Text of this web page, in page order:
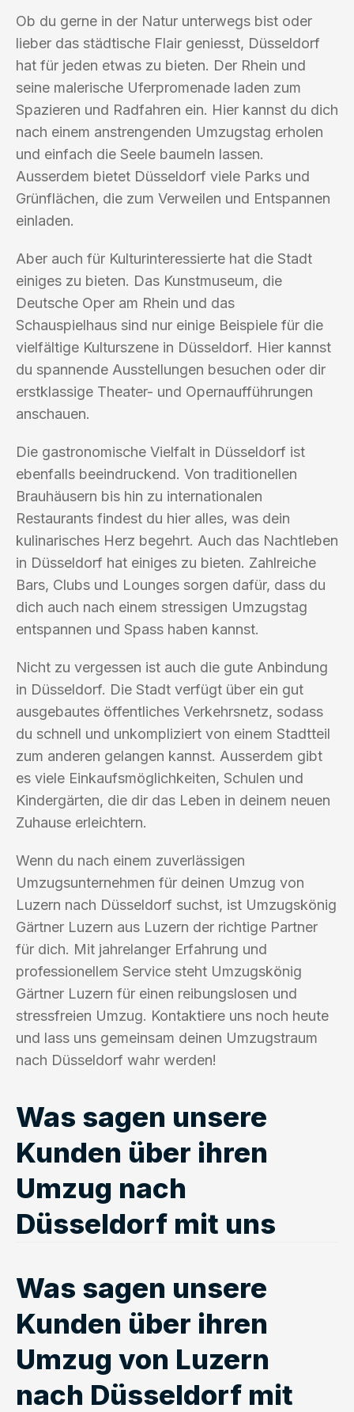
Ob du gerne in der Natur unterwegs bist oder
lieber das städtische Flair geniesst, Düsseldorf
hat für jeden etwas zu bieten. Der Rhein und
seine malerische Uferpromenade laden zum
Spazieren und Radfahren ein. Hier kannst du dich
nach einem anstrengenden Umzugstag erholen
und einfach die Seele baumeln lassen.
Ausserdem bietet Düsseldorf viele Parks und
Grünflächen, die zum Verweilen und Entspannen
einladen.
Aber auch für Kulturinteressierte hat die Stadt
einiges zu bieten. Das Kunstmuseum, die
Deutsche Oper am Rhein und das
Schauspielhaus sind nur einige Beispiele für die
vielfältige Kulturszene in Düsseldorf. Hier kannst
du spannende Ausstellungen besuchen oder dir
erstklassige Theater- und Opernaufführungen
anschauen.
Die gastronomische Vielfalt in Düsseldorf ist
ebenfalls beeindruckend. Von traditionellen
Brauhäusern bis hin zu internationalen
Restaurants findest du hier alles, was dein
kulinarisches Herz begehrt. Auch das Nachtleben
in Düsseldorf hat einiges zu bieten. Zahlreiche
Bars, Clubs und Lounges sorgen dafür, dass du
dich auch nach einem stressigen Umzugstag
entspannen und Spass haben kannst.
Nicht zu vergessen ist auch die gute Anbindung
in Düsseldorf. Die Stadt verfügt über ein gut
ausgebautes öffentliches Verkehrsnetz, sodass
du schnell und unkompliziert von einem Stadtteil
zum anderen gelangen kannst. Ausserdem gibt
es viele Einkaufsmöglichkeiten, Schulen und
Kindergärten, die dir das Leben in deinem neuen
Zuhause erleichtern.
Wenn du nach einem zuverlässigen
Umzugsunternehmen für deinen Umzug von
Luzern nach Düsseldorf suchst, ist Umzugskönig
Gärtner Luzern aus Luzern der richtige Partner
für dich. Mit jahrelanger Erfahrung und
professionellem Service steht Umzugskönig
Gärtner Luzern für einen reibungslosen und
stressfreien Umzug. Kontaktiere uns noch heute
und lass uns gemeinsam deinen Umzugstraum
nach Düsseldorf wahr werden!
Was sagen unsere
Kunden über ihren
Umzug nach
Düsseldorf mit uns
Was sagen unsere
Kunden über ihren
Umzug von Luzern
nach Düsseldorf mit